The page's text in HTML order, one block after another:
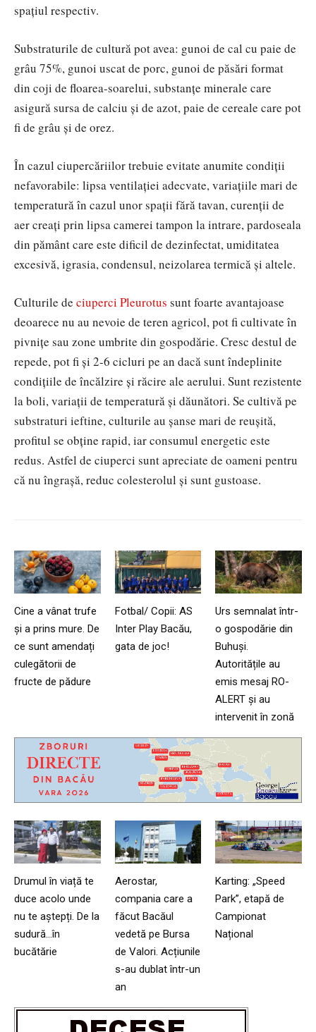
spațiul respectiv.
Substraturile de cultură pot avea: gunoi de cal cu paie de
grâu 75%, gunoi uscat de porc, gunoi de păsări format
din coji de floarea-soarelui, substanțe minerale care
asigură sursa de calciu și de azot, paie de cereale care pot
fi de grâu și de orez.
În cazul ciupercăriilor trebuie evitate anumite condiții
nefavorabile: lipsa ventilației adecvate, variațiile mari de
temperatură în cazul unor spații fără tavan, curenții de
aer creați prin lipsa camerei tampon la intrare, pardoseala
din pământ care este dificil de dezinfectat, umiditatea
excesivă, igrasia, condensul, neizolarea termică și altele.
Culturile de ciuperci Pleurotus sunt foarte avantajoase
deoarece nu au nevoie de teren agricol, pot fi cultivate în
pivnițe sau zone umbrite din gospodărie. Cresc destul de
repede, pot fi și 2-6 cicluri pe an dacă sunt îndeplinite
condițiile de încălzire și răcire ale aerului. Sunt rezistente
la boli, variații de temperatură și dăunători. Se cultivă pe
substraturi ieftine, culturile au șanse mari de reușită,
profitul se obține rapid, iar consumul energetic este
redus. Astfel de ciuperci sunt apreciate de oameni pentru
că nu îngrașă, reduc colesterolul și sunt gustoase.
Cine a vânat trufe
și a prins mure. De
ce sunt amendați
culegătorii de
fructe de pădure
Fotbal/ Copii: AS
Inter Play Bacău,
gata de joc!
Urs semnalat într-
o gospodărie din
Buhuși.
Autoritățile au
emis mesaj RO-
ALERT și au
intervenit în zonă
Drumul în viață te
duce acolo unde
nu te aștepți. De la
sudură…în
bucătărie
Aerostar,
compania care a
făcut Bacăul
vedetă pe Bursa
de Valori. Acțiunile
s-au dublat într-un
an
Karting: „Speed
Park”, etapă de
Campionat
Național